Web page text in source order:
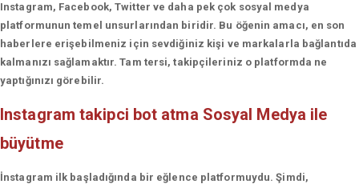
Instagram, Facebook, Twitter ve daha pek çok sosyal medya
platformunun temel unsurlarından biridir. Bu öğenin amacı, en son
haberlere erişebilmeniz için sevdiğiniz kişi ve markalarla bağlantıda
kalmanızı sağlamaktır. Tam tersi, takipçileriniz o platformda ne
yaptığınızı görebilir.
Instagram takipci bot atma Sosyal Medya ile
büyütme
İnstagram ilk başladığında bir eğlence platformuydu. Şimdi,